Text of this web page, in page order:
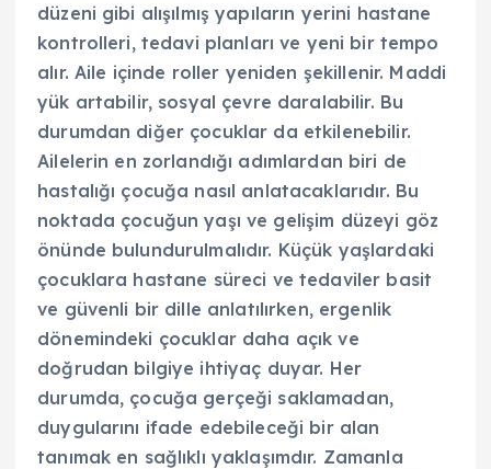
düzeni gibi alışılmış yapıların yerini hastane
kontrolleri, tedavi planları ve yeni bir tempo
alır. Aile içinde roller yeniden şekillenir. Maddi
yük artabilir, sosyal çevre daralabilir. Bu
durumdan diğer çocuklar da etkilenebilir.
Ailelerin en zorlandığı adımlardan biri de
hastalığı çocuğa nasıl anlatacaklarıdır. Bu
noktada çocuğun yaşı ve gelişim düzeyi göz
önünde bulundurulmalıdır. Küçük yaşlardaki
çocuklara hastane süreci ve tedaviler basit
ve güvenli bir dille anlatılırken, ergenlik
dönemindeki çocuklar daha açık ve
doğrudan bilgiye ihtiyaç duyar. Her
durumda, çocuğa gerçeği saklamadan,
duygularını ifade edebileceği bir alan
tanımak en sağlıklı yaklaşımdır. Zamanla